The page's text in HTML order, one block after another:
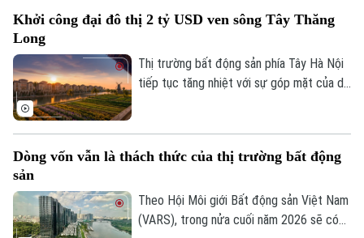
Công nghệ
Hồ sơ
Người Việt 4 phương
Cafe sáng
Tài chính Ngân hàng
Doanh nghiệp
Nhà đất
Tin tức
Đầu tư
Căn hộ
Đất đai
Kinh nghiệm
Tàu và Xe
Ô tô
Xe máy
Thị trường
Giáo dục
Tin tức
Hướng nghiệp
Văn hóa
Tin tức
Làng nghề
Sức khỏe
Khởi công đại đô thị 2 tỷ USD ven sông Tây Thăng
Long
Thị trường bất động sản phía Tây Hà Nội
tiếp tục tăng nhiệt với sự góp mặt của dự
Tây Thăng Long với quy mô vốn 2 tỷ USD,
cung phân khúc cao cấp tại khu vực.
Dòng vốn vẫn là thách thức của thị trường bất động
sản
Theo Hội Môi giới Bất động sản Việt Nam
(VARS), trong nửa cuối năm 2026 sẽ có